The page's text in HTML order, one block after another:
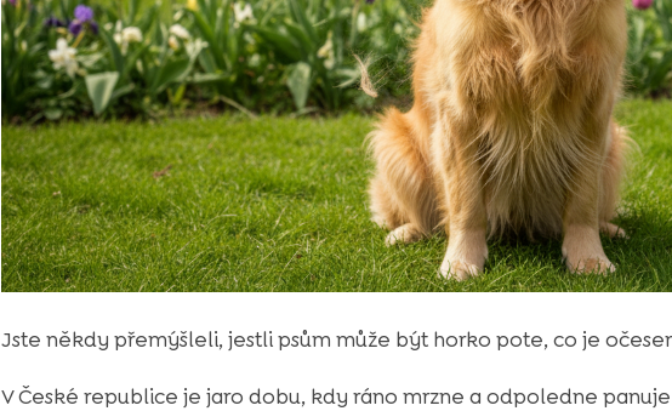
Jste někdy přemýšleli, jestli psům může být horko pote, co je
V České republice je jaro dobu, kdy ráno mrzne a odpoledne